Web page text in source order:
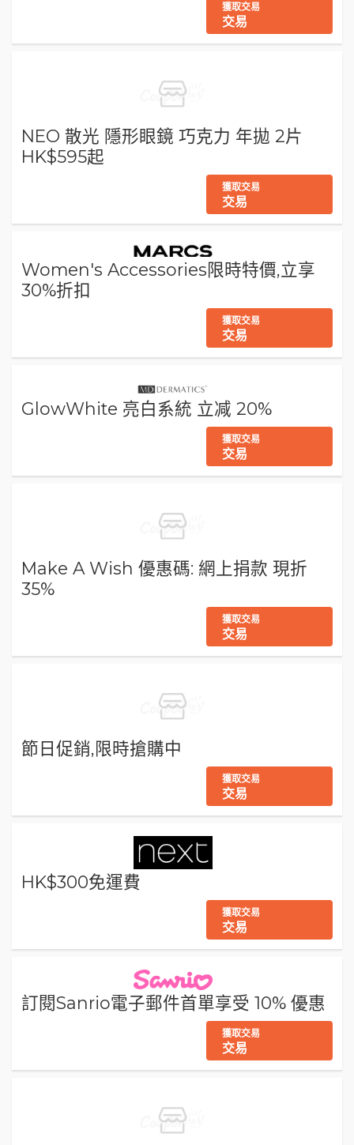
獲取交易
交易
NEO 散光 隱形眼鏡 巧克力 年拋 2片
HK$595起
獲取交易
交易
Women's Accessories限時特價,立享
30%折扣
獲取交易
交易
GlowWhite 亮白系統 立减 20%
獲取交易
交易
Make A Wish 優惠碼: 網上捐款 現折
35%
獲取交易
交易
節日促銷,限時搶購中
獲取交易
交易
HK$300免運費
獲取交易
交易
訂閱Sanrio電子郵件首單享受 10% 優惠
獲取交易
交易